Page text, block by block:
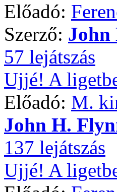
Előadó:
Szerző: John
57 lejátszás
Ujjé! A
Előadó: M.
John H.
137 lejátszás
Ujjé! A